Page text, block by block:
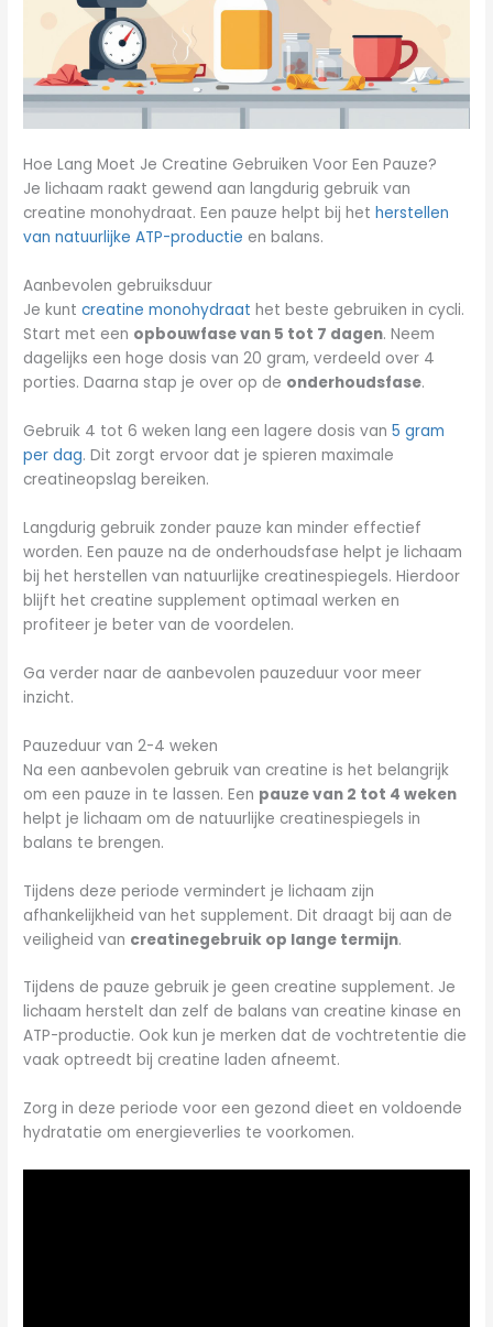
Hoe Lang Moet Je Creatine Gebruiken Voor Een Pauze?
Je lichaam raakt gewend aanlangdurig gebruik van
creatine monohydraat. Een pauze helpt bij hetherstellen
van natuurlijke ATP-productie en balans.
Aanbevolen gebruiksduur
Je kuntcreatine monohydraat het beste gebruiken in cycli.
Start met een opbouwfase van 5 tot 7 dagen. Neem
dagelijks een hoge dosis van 20 gram, verdeeld over 4
porties. Daarna stap je over op de onderhoudsfase.
Gebruik 4 tot 6 weken lang een lagere dosis van5 gram
per dag. Dit zorgt ervoor dat je spieren maximale
creatineopslag bereiken.
Langdurig gebruik zonder pauze kan minder effectief
worden. Een pauze na de onderhoudsfase helpt je lichaam
bij het herstellen van natuurlijke creatinespiegels. Hierdoor
blijft het creatine supplement optimaal werken en
profiteer je beter van de voordelen.
Ga verder naar de aanbevolen pauzeduur voor meer
inzicht.
Pauzeduur van 2-4 weken
Na een aanbevolen gebruik van creatine is het belangrijk
om een pauze in te lassen. Een pauze van 2 tot 4 weken
helpt je lichaam om de natuurlijke creatinespiegels in
balans te brengen.
Tijdens deze periode vermindert je lichaam zijn
afhankelijkheid van het supplement. Dit draagt bij aan de
veiligheid van creatinegebruik op lange termijn.
Tijdens de pauze gebruik je geen creatine supplement. Je
lichaam herstelt dan zelf de balans van creatine kinase en
ATP-productie. Ook kun je merken dat de vochtretentie die
vaak optreedt bij creatine laden afneemt.
Zorg in deze periode voor een gezond dieet en voldoende
hydratatie om energieverlies te voorkomen.